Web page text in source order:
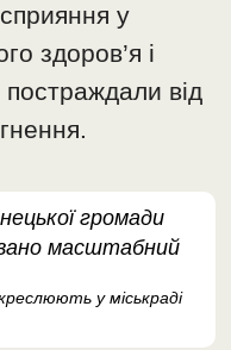
у
здоров’я і
від
громади
масштабний
у міськраді